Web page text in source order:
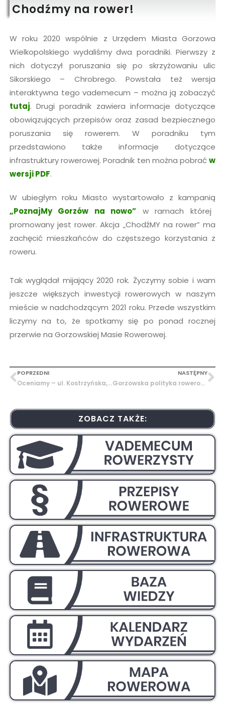
Chodźmy na rower!
W roku 2020 wspólnie z Urzędem Miasta Gorzowa
Wielkopolskiego wydaliśmy dwa poradniki. Pierwszy z
nich dotyczył poruszania się po skrzyżowaniu ulic
Sikorskiego – Chrobrego. Powstała też wersja
interaktywna tego vademecum – można ją zobaczyć
tutaj. Drugi poradnik zawiera informacje dotyczące
obowiązujących przepisów oraz zasad bezpiecznego
poruszania się rowerem. W poradniku tym
przedstawiono także informacje dotyczące
infrastruktury rowerowej. Poradnik ten można pobraćw
wersji PDF.
W ubiegłym roku Miasto wystartowało z kampanią
„PoznajMy Gorzów na nowo” w ramach której
promowany jest rower. Akcja „ChodźMY na rower” ma
zachęcić mieszkańców do częstszego korzystania z
roweru.
Tak wyglądał mijający 2020 rok. Życzymy sobie i wam
jeszcze większych inwestycji rowerowych w naszym
mieście w nadchodzącym 2021 roku. Przede wszystkim
liczymy na to, że spotkamy się po ponad rocznej
przerwie na Gorzowskiej Masie Rowerowej.
POPRZEDNI
Oceniamy – ul. Kostrzyńska, Al. 11 Listopada
NASTĘPNY
Gorzowska polityka rowerowa
ZOBACZ TAKŻE: